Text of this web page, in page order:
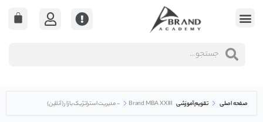
صفحه اصلی تقویم آموزشی Brand MBA XXIII – مدیریت استراتژیک بازار (آنلاین)